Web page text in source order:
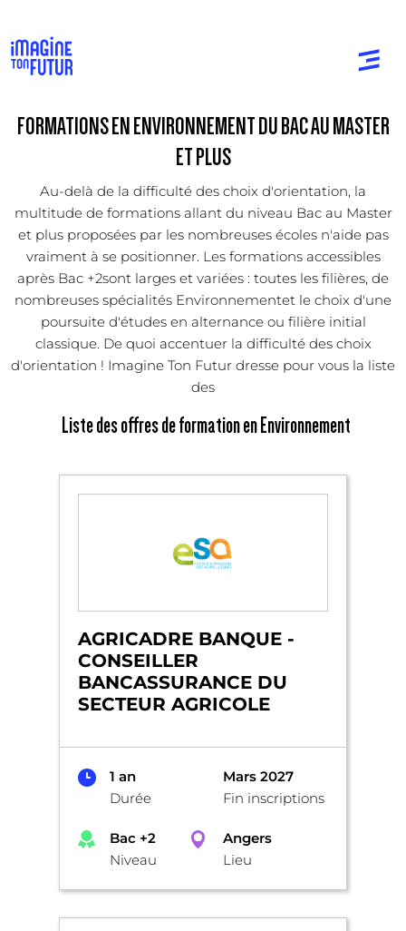
FORMATIONS EN ENVIRONNEMENT DU BAC AU MASTER
ET PLUS
Au-delà de la difficulté des choix d'orientation, la
multitude de formations allant du niveau Bac au Master
et plus proposées par les nombreuses écoles n'aide pas
vraiment à se positionner. Les formations accessibles
après Bac +2sont larges et variées : toutes les filières, de
nombreuses spécialités Environnementet le choix d'une
poursuite d'études en alternance ou filière initial
classique. De quoi accentuer la difficulté des choix
d'orientation ! Imagine Ton Futur dresse pour vous la liste
des
Liste des offres de formation en Environnement
AGRICADRE BANQUE -
CONSEILLER
BANCASSURANCE DU
SECTEUR AGRICOLE
1 an
Durée
Mars 2027
Fin inscriptions
Bac +2
Niveau
Angers
Lieu